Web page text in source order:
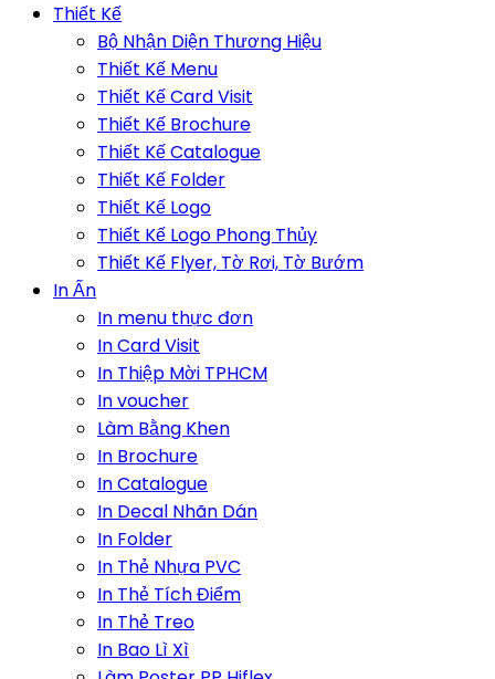
Thiết Kế
Bộ Nhận Diện Thương Hiệu
Thiết Kế Menu
Thiết Kế Card Visit
Thiết Kế Brochure
Thiết Kế Catalogue
Thiết Kế Folder
Thiết Kế Logo
Thiết Kế Logo Phong Thủy
Thiết Kế Flyer, Tờ Rơi, Tờ Bướm
In Ấn
In menu thực đơn
In Card Visit
In Thiệp Mời TPHCM
In voucher
Làm Bằng Khen
In Brochure
In Catalogue
In Decal Nhãn Dán
In Folder
In Thẻ Nhựa PVC
In Thẻ Tích Điểm
In Thẻ Treo
In Bao Lì Xì